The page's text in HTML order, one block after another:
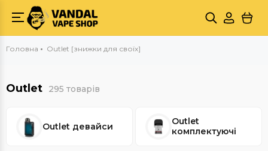
Головна Outlet [знижки для своїх]
Outlet 295 товарів
Outlet девайси
Outlet
комплектуючі